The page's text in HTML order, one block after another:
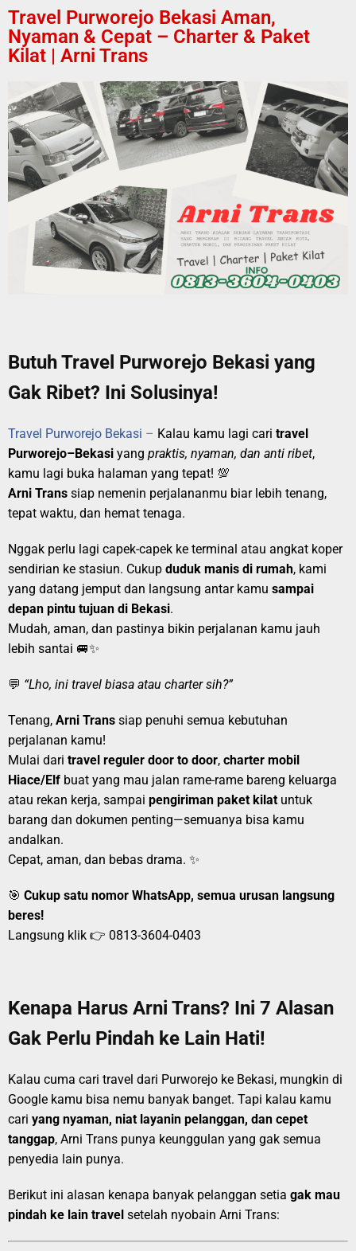
Travel Purworejo Bekasi Aman,
Nyaman & Cepat – Charter & Paket
Kilat | Arni Trans
Butuh Travel Purworejo Bekasi yang
Gak Ribet? Ini Solusinya!
Travel Purworejo Bekasi – Kalau kamu lagi cari travel
Purworejo–Bekasi yang praktis, nyaman, dan anti ribet,
kamu lagi buka halaman yang tepat! 💯
Arni Trans siap nemenin perjalananmu biar lebih tenang,
tepat waktu, dan hemat tenaga.
Nggak perlu lagi capek-capek ke terminal atau angkat koper
sendirian ke stasiun. Cukup duduk manis di rumah, kami
yang datang jemput dan langsung antar kamu sampai
depan pintu tujuan di Bekasi.
Mudah, aman, dan pastinya bikin perjalanan kamu jauh
lebih santai 🚐✨
💬 “Lho, ini travel biasa atau charter sih?”
Tenang, Arni Trans siap penuhi semua kebutuhan
perjalanan kamu!
Mulai dari travel reguler door to door, charter mobil
Hiace/Elf buat yang mau jalan rame-rame bareng keluarga
atau rekan kerja, sampai pengiriman paket kilat untuk
barang dan dokumen penting—semuanya bisa kamu
andalkan.
Cepat, aman, dan bebas drama. ✨
🎯 Cukup satu nomor WhatsApp, semua urusan langsung
beres!
Langsung klik 👉 0813-3604-0403
Kenapa Harus Arni Trans? Ini 7 Alasan
Gak Perlu Pindah ke Lain Hati!
Kalau cuma cari travel dari Purworejo ke Bekasi, mungkin di
Google kamu bisa nemu banyak banget. Tapi kalau kamu
cari yang nyaman, niat layanin pelanggan, dan cepet
tanggap, Arni Trans punya keunggulan yang gak semua
penyedia lain punya.
Berikut ini alasan kenapa banyak pelanggan setia gak mau
pindah ke lain travel setelah nyobain Arni Trans: